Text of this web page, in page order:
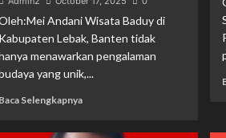
Andani Wisata Baduy di
Kabupaten Lebak, Banten tidak
menawarkan pengalaman
yang unik,...
Baca Selengkapnya